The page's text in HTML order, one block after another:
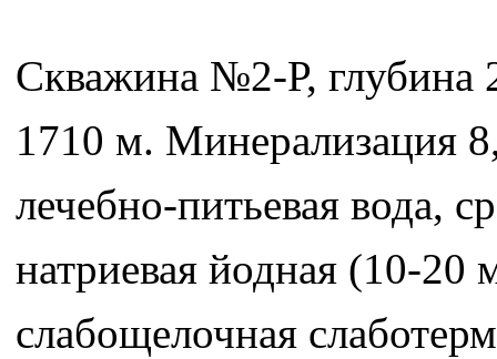
Скважина №2-Р, глубина
1710 м. Минерализация
лечебно-питьевая вода,
натриевая йодная (10-
слабощелочная